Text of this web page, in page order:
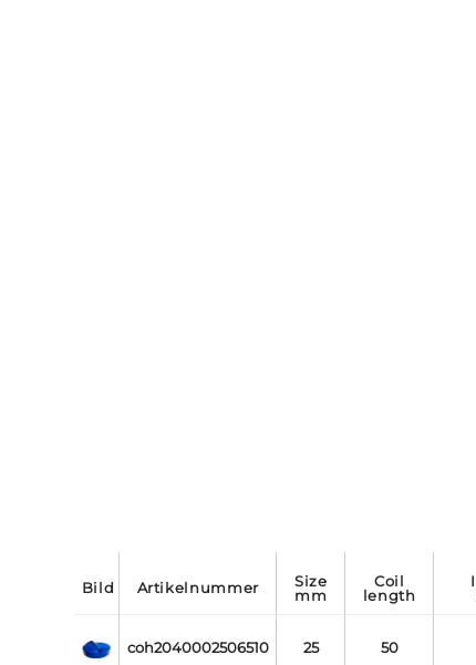
bild artikelnummer
size
mm
coil
length
inner wall
coh2040002506510 25 50